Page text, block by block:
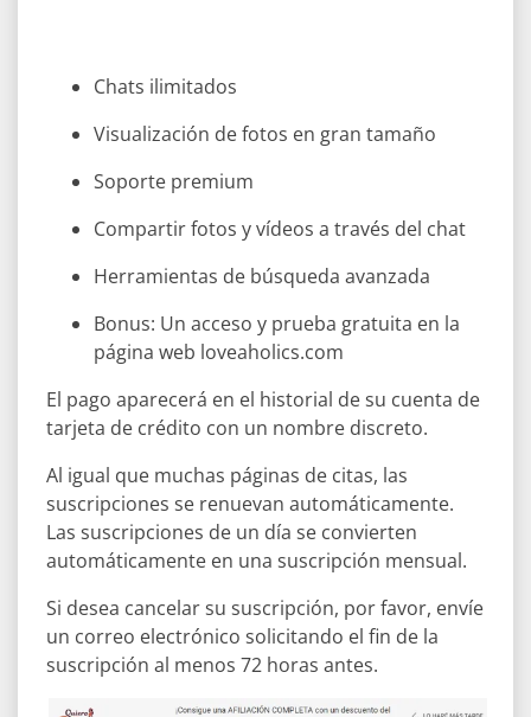
Chats ilimitados
Visualización de fotos en gran tamaño
Soporte premium
Compartir fotos y vídeos a través del chat
Herramientas de búsqueda avanzada
Bonus: Un acceso y prueba gratuita en la
página web loveaholics.com
El pago aparecerá en el historial de su cuenta de
tarjeta de crédito con un nombre discreto.
Al igual que muchas páginas de citas, las
suscripciones se renuevan automáticamente.
Las suscripciones de un día se convierten
automáticamente en una suscripción mensual.
Si desea cancelar su suscripción, por favor, envíe
un correo electrónico solicitando el fin de la
suscripción al menos 72 horas antes.